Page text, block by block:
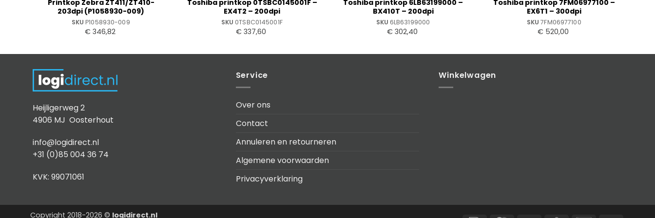
Printkop Zebra ZT411/ZT410-
203dpi (P1058930-009)
SKU P1058930-009
€ 346,82
Toshiba printkop 0TSBC0145001F –
EX4T2 – 200dpi
SKU 0TSBC0145001F
€ 337,60
Toshiba printkop 6LB63199000 –
BX410T – 200dpi
SKU 6LB63199000
€ 302,40
Toshiba printkop 7FM06977100 –
EX6T1 – 300dpi
SKU 7FM06977100
€ 520,00
Heijligerweg 2
4906 MJ Oosterhout
info@logidirect.nl
+31 (0)85 004 36 74
KVK: 99071061
Service
Over ons
Contact
Annuleren en retourneren
Algemene voorwaarden
Privacyverklaring
Winkelwagen
Copyright 2018-2026 © logidirect.nl